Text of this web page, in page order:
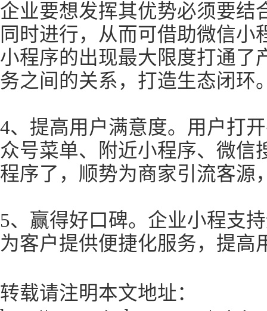
企业要想发挥其优势必须要结
同时进行，从而可借助微信小
小程序的出现最大限度打通了
务之间的关系，打造生态闭环
4、提高用户满意度。用户打
众号菜单、附近小程序、微信
程序了，顺势为商家引流客源
5、赢得好口碑。企业小程支
为客户提供便捷化服务，提高
转载请注明本文地址：